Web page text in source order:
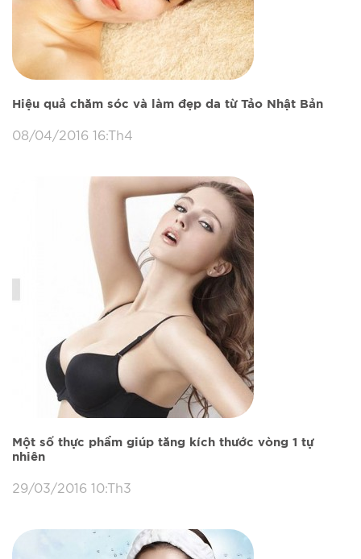
Hiệu quả chăm sóc và làm đẹp da từ Tảo Nhật Bản
08/04/2016 16:Th4
Một số thực phẩm giúp tăng kích thước vòng 1 tự
nhiên
29/03/2016 10:Th3